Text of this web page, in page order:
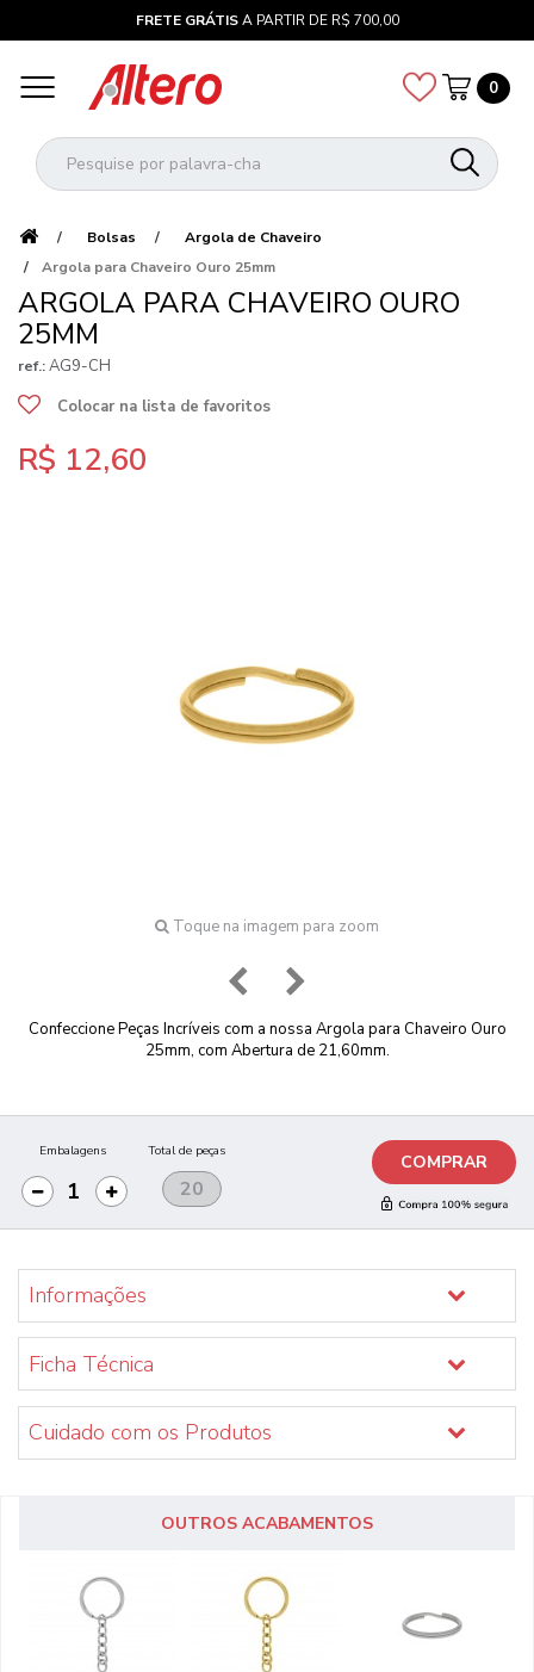
FRETE GRÁTISA PARTIR DE R$ 700,00
0
Bolsas
Argola de Chaveiro
Argola para Chaveiro Ouro 25mm
ARGOLA PARA CHAVEIRO OURO
25MM
ref.:AG9-CH
Colocar na lista de favoritos
R$ 12,60
Toque na imagem para zoom
Confeccione Peças Incríveis com a nossa Argola para Chaveiro Ouro
25mm, com Abertura de 21,60mm.
Embalagens Total de peças COMPRAR
Informações
Ficha Técnica
Cuidado com os Produtos
OUTROS ACABAMENTOS